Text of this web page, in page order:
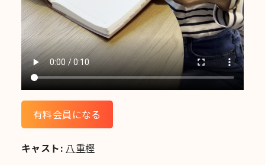
有料会員になる
キャスト: 八重樫